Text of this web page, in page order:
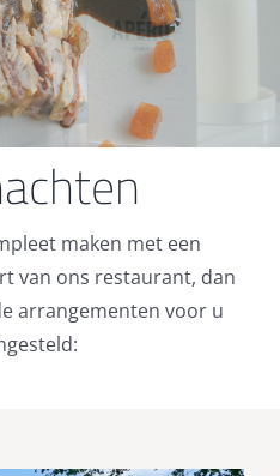
maken met een
van ons restaurant, dan
arrangementen voor u